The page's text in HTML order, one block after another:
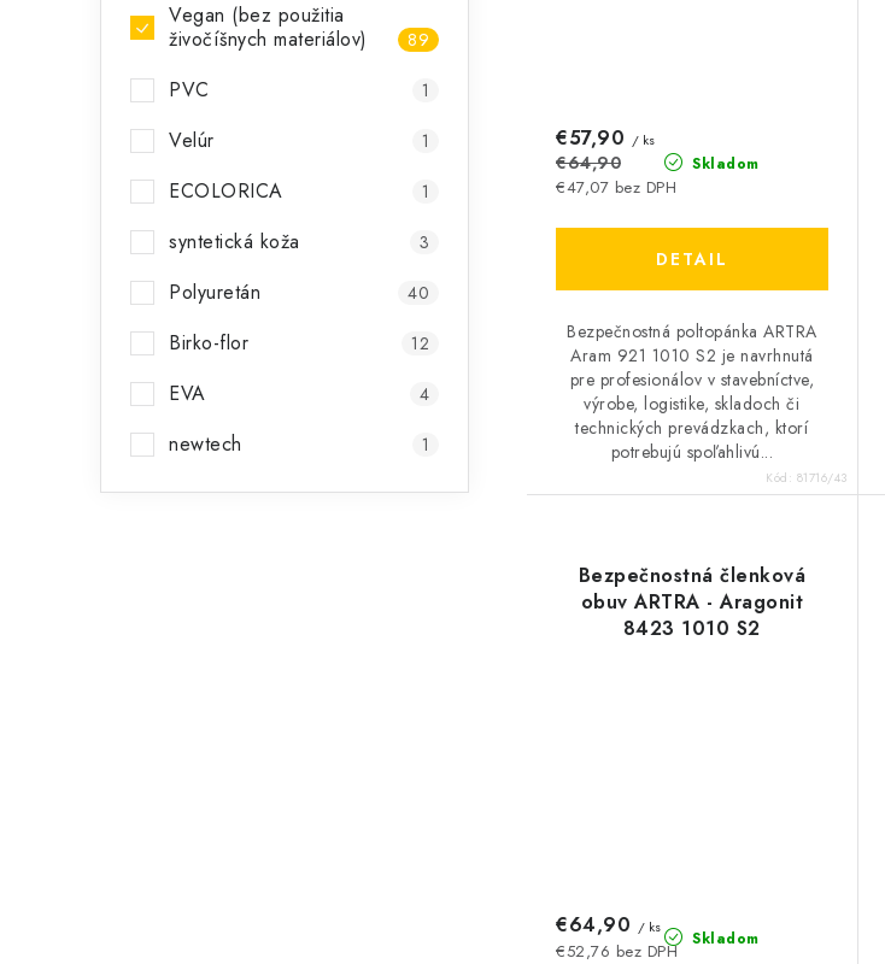
Vegan (bez použitia
živočíšnych materiálov)
89
PVC 1
Velúr 1
ECOLORICA 1
syntetická koža 3
Polyuretán 40
Birko-flor 12
EVA 4
newtech 1
Skladom
€47,07 bez DPH
€57,90 / ks
€64,90
DETAIL
Bezpečnostná poltopánka ARTRA
Aram 921 1010 S2 je navrhnutá
pre profesionálov v stavebníctve,
výrobe, logistike, skladoch či
technických prevádzkach, ktorí
potrebujú spoľahlivú...
Kód: 81716/43
Bezpečnostná členková
obuv ARTRA - Aragonit
8423 1010 S2
Skladom
€52,76 bez DPH
€64,90 / ks